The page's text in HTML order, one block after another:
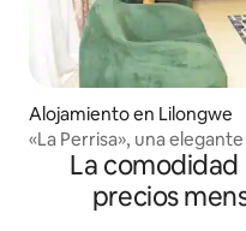
Alojamiento en Lilongwe
«La Perrisa», una
Lilongwe.
La comodidad
precios